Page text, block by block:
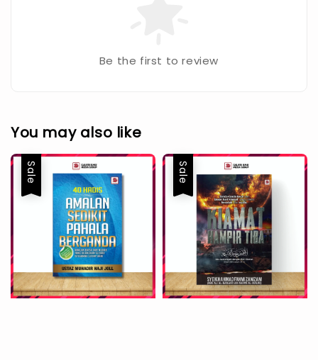
Be the first to review
You may also like
Sale Sale